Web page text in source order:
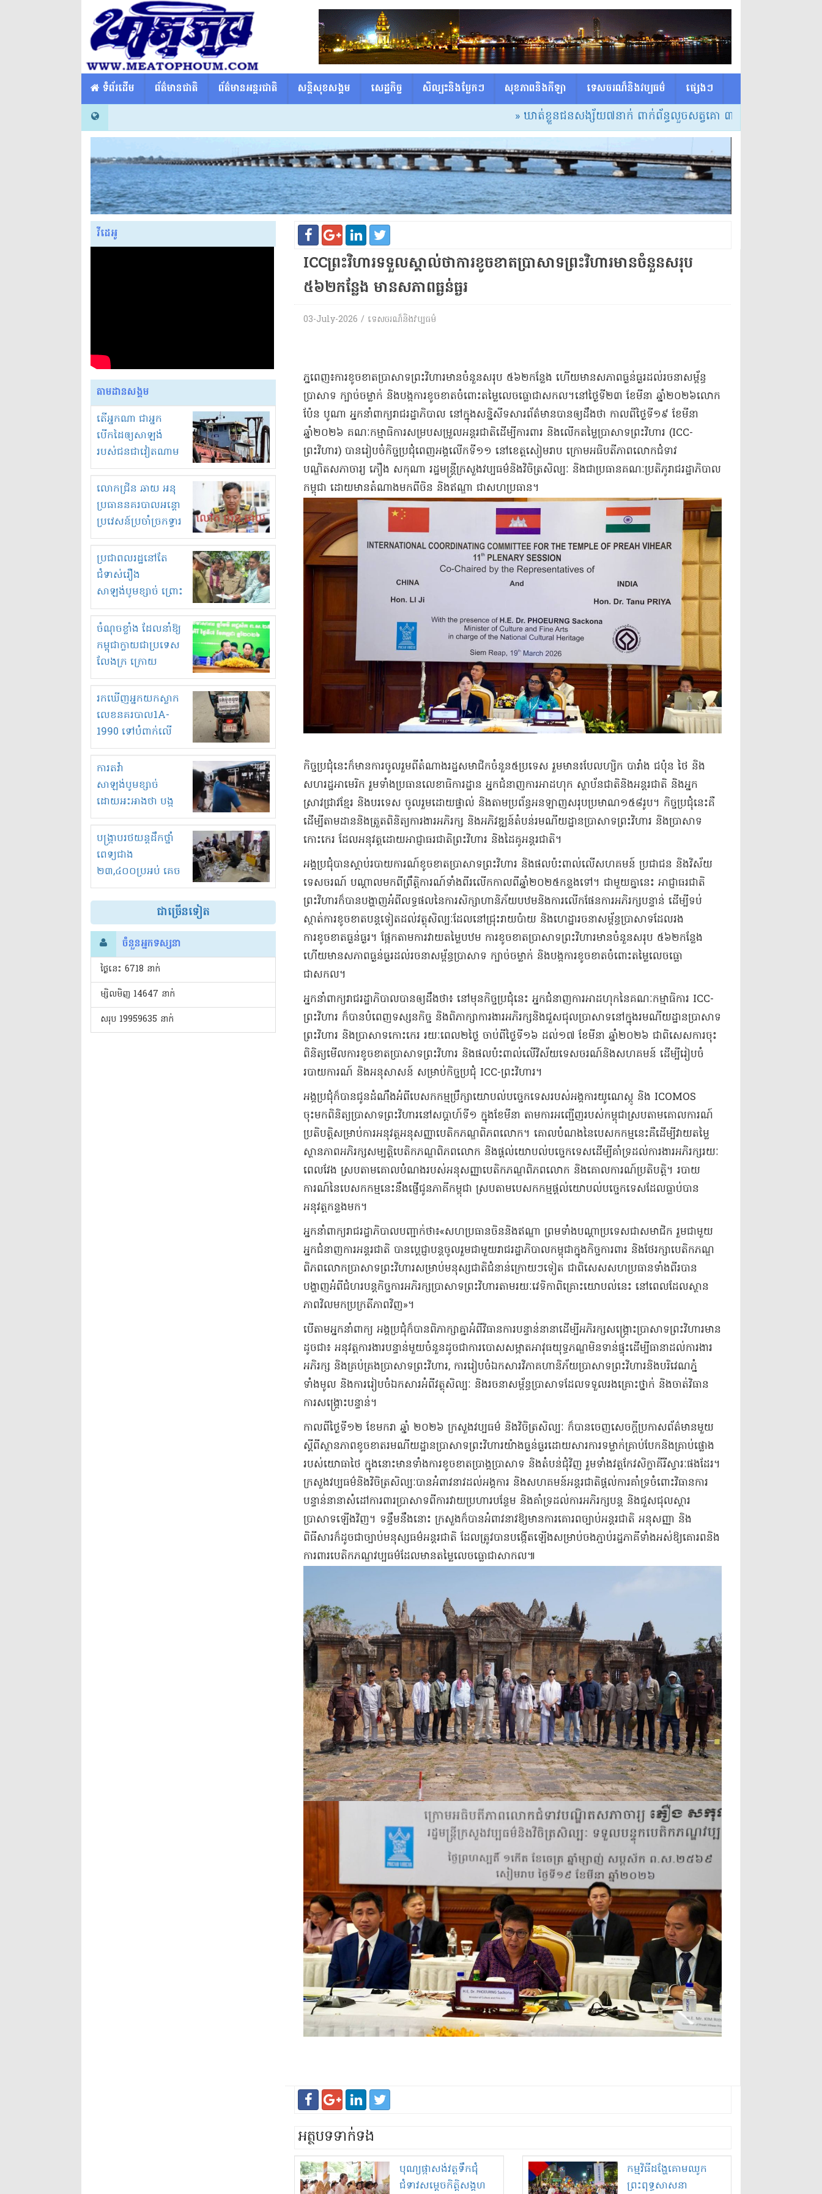
​​ ទំព័រដើម ព័ត៌មានជាតិ ព័ត៌មានអន្តរជាតិ សន្តិសុខសង្គម សេដ្ឋកិច្ច សិល្បះនិងប្លែកៗ សុខភាពនិងកីឡា ទេសចរណ៏និងវប្បធម៌ ផ្សេង​ៗ
» ឃាត់ខ្លួនជនសង្ស័យ៧នាក់ ពាក់ព័ន្ធលួចសត្វគោ ៣ករណី នៅស្រុកត្រពាំងប្រាសាទ
វីដេអូ
តាមដានសង្គម
តើអ្នកណា ជាអ្នក
បើកដៃឲ្យសាឡង់
របស់ជនជាវៀតណាម
ចូល មកខុស
ច្បាប់លួចបូមខ្សាច់នៅ
ក្នុងប្រទេសកម្ពុជា
លោកជ្រិន ឆាយ អនុ
ប្រធាននគរបាលអន្តោ
ប្រវេសន៍ប្រចាំច្រកទ្វារ
ព្រំដែនភ្នំឌិន និងឈ្មួញ
មួយចំនួនទៀត
កំពង់តែគុបគិតគ្នា
ធ្វើសកម្មភាពរកស៊ីនិង
ស្តុកទំនិញគេចពន្ធ?
ប្រជាពលរដ្ឋនៅតែ
ជំទាស់រឿង
សាឡង់បូមខ្សាច់ ព្រោះ
ខ្លាចបាក់ច្រាំងទៀត!
ចំណុចខ្លាំង ដែលនាំឱ្យ
កម្ពុជាក្លាយជាប្រទេស
លែងក្រ ក្រោយ
ឆ្នាំ២០៣០
រកឃើញអ្នកយកស្លាក
លេខនគរបាល1A-
1990 ទៅបំពាក់លើ
ម៉ូតូរបស់ខ្លួន ដាកផ្លាក
រត់ឌុបហើយ
ការតវ៉ា
សាឡង់បូមខ្សាច់
ដោយអះអាងថា បង្ក
បាក់ច្រាំងទន្លេ និង
រំខានទាំងយប់ទាំងថ្ងៃ
បង្ក្រាបរថយន្តដឹកថ្នាំ
ពេទ្យជាង
២៣,៤០០ប្រអប់ គេច
ពន្ធនិងអត់ច្បាប់នាំ
ចូល!?
ជាច្រើនទៀត
ចំនួនអ្នកទស្សនា
ថ្ងៃនេះ​ 6718 នាក់
ម្សិលមិញ 14647 នាក់
សរុប 19959635 នាក់
ICCព្រះវិហារទទួលស្គាល់ថាការខូចខាតប្រាសាទព្រះវិហារមានចំនួនសរុប
៥៦២កន្លែង មានសភាពធ្ងន់ធ្ងរ
03-July-2026 / ទេសចរណ៏និងវប្បធម៌
ភ្នពេញ៖ការខូចខាតប្រាសាទព្រះវិហារមានចំនួនសរុប ៥៦២កន្លែង ហើយមានសភាពធ្ងន់ធ្ងរដល់រចនាសម្ព័ន្ធ
ប្រាសាទ ក្បាច់ចម្លាក់ និងបង្កការខូចខាតចំពោះតម្លៃលេចធ្លោជាសកល។នៅថ្ងៃទី២៣ ខែមីនា ឆ្នាំ២០២៦លោក
ប៉ែន បូណា អ្នកនាំពាក្យរាជរដ្ឋាភិបាល នៅក្នុងសន្និសីទសារព័ត៌មានបានឲ្យដឹងថា កាលពីថ្ងៃទី១៩ ខែមីនា
ឆ្នាំ២០២៦ គណៈកម្មាធិការសម្របសម្រួលអន្តរជាតិដើម្បីការពារ និងលើកតម្លៃប្រាសាទព្រះវិហារ (ICC-
ព្រះវិហារ) បានរៀបចំកិច្ចប្រជុំពេញអង្គលើកទី១១ នៅខេត្តសៀមរាប ក្រោមអធិបតីភាពលោកជំទាវ
បណ្ឌិតសភាចារ្យ ភឿង សកុណា រដ្ឋមន្ត្រីក្រសួងវប្បធម៌និងវិចិត្រសិល្បៈ និងជាប្រធានគណៈប្រតិភូរាជរដ្ឋាភិបាល
កម្ពុជា ដោយមានតំណាងមកពីចិន និងឥណ្ឌា ជាសហប្រធាន។
កិច្ចប្រជុំនេះក៏មានការចូលរួមពីតំណាងរដ្ឋសមាជិកចំនួន៥ប្រទេស រួមមាន៖បែលហ្សិក បារាំង ជប៉ុន ថៃ និង
សហរដ្ឋអាមេរិក រួមទាំងប្រធានលេខាធិការដ្ឋាន អ្នកជំនាញការអាដហុក ស្ថាប័នជាតិនិងអន្តរជាតិ និងអ្នក
ស្រាវជ្រាវខ្មែរ និងបរទេស ចូលរួមដោយផ្ទាល់ និងតាមប្រព័ន្ធអនឡាញសរុបប្រមាណ១៥៨រូប។ កិច្ចប្រជុំនេះគឺ
ដើម្បីតាមដាននិងត្រួតពិនិត្យការងារអភិរក្ស និងអភិវឌ្ឍន៍តំបន់រមណីយដ្ឋានប្រាសាទព្រះវិហារ និងប្រាសាទ
កោះកេរ ដែលអនុវត្តដោយអាជ្ញាធរជាតិព្រះវិហារ និងដៃគូអន្តរជាតិ។
អង្គប្រជុំបានស្ដាប់របាយការណ៍ខូចខាតប្រាសាទព្រះវិហារ និងផលប៉ះពាល់លើសហគមន៍ ប្រជាជន និងវិស័យ
ទេសចរណ៍ បណ្តាលមកពីព្រឹត្តិការណ៍ទាំងពីរលើកកាលពីឆ្នាំ២០២៥កន្លងទៅ។ ជាមួយគ្នានេះ អាជ្ញាធរជាតិ
ព្រះវិហារក៏បានបង្ហាញអំពីលទ្ធផលនៃការសិក្សាហានិភ័យបឋមនិងការលើកផែនការអភិរក្សបន្ទាន់ ដើម្បីទប់
ស្កាត់ការខូចខាតបន្តទៀតដល់វត្ថុសិល្បៈដែលនៅជ្រុះរាយប៉ាយ និងហេដ្ឋារចនាសម្ព័ន្ធប្រាសាទដែលរង
ការខូចខាតធ្ងន់ធ្ងរ។ ផ្អែកតាមការវាយតម្លៃបឋម ការខូចខាតប្រាសាទព្រះវិហារមានចំនួនសរុប ៥៦២កន្លែង
ហើយមានសភាពធ្ងន់ធ្ងរដល់រចនាសម្ព័ន្ធប្រាសាទ ក្បាច់ចម្លាក់ និងបង្កការខូចខាតចំពោះតម្លៃលេចធ្លោ
ជាសកល។
អ្នកនាំពាក្យរាជរដ្ឋាភិបាលបានឲ្យដឹងថា៖ នៅមុនកិច្ចប្រជុំនេះ អ្នកជំនាញការអាដហុកនៃគណៈកម្មាធិការ ICC-
ព្រះវិហារ ក៏បានបំពេញទស្សនកិច្ច និងពិភាក្សាការងារអភិរក្សនិងជួសជុលប្រាសាទនៅក្នុងរមណីយដ្ឋានប្រាសាទ
ព្រះវិហារ និងប្រាសាទកោះកេរ រយៈពេល២ថ្ងៃ ចាប់ពីថ្ងៃទី១៦ ដល់១៧ ខែមីនា ឆ្នាំ២០២៦ ជាពិសេសការចុះ
ពិនិត្យមើលការខូចខាតប្រាសាទព្រះវិហារ និងផលប៉ះពាល់លើវិស័យទេសចរណ៍និងសហគមន៍ ដើម្បីរៀបចំ
របាយការណ៍ និងអនុសាសន៍ សម្រាប់កិច្ចប្រជុំ ICC-ព្រះវិហារ។
អង្គប្រជុំក៏បានជូនដំណឹងអំពីបេសកកម្មប្រឹក្សាយោបល់បច្ចេកទេសរបស់អង្គការយូណេស្កូ និង ICOMOS
ចុះមកពិនិត្យប្រាសាទព្រះវិហារនៅសប្តាហ៍ទី១ ក្នុងខែមីនា តាមការអញ្ជើញរបស់កម្ពុជាស្របតាមគោលការណ៍
ប្រតិបត្តិសម្រាប់ការអនុវត្តអនុសញ្ញាបេតិកភណ្ឌពិភពលោក។ គោលបំណងនៃបេសកកម្មនេះគឺដើម្បីវាយតម្លៃ
ស្ថានភាពអភិរក្សសម្បត្តិបេតិកភណ្ឌពិភពលោក និងផ្តល់យោបល់បច្ចេកទេសដើម្បីគាំទ្រដល់ការងារអភិរក្សរយៈ
ពេលវែង ស្របតាមគោលបំណងរបស់អនុសញ្ញាបេតិកភណ្ឌពិភពលោក និងគោលការណ៍ប្រតិបត្តិ។ របាយ
ការណ៍នៃបេសកកម្មនេះនឹងផ្ញើជូនភាគីកម្ពុជា ស្របតាមបេសកកម្មផ្តល់យោបល់បច្ចេកទេសដែលធ្លាប់បាន
អនុវត្តកន្លងមក។
អ្នកនាំពាក្យរាជរដ្ឋាភិបាលបញ្ជាក់ថា៖«សហប្រធានចិននិងឥណ្ឌា ព្រមទាំងបណ្តាប្រទេសជាសមាជិក រួមជាមួយ
អ្នកជំនាញការអន្តរជាតិ បានប្តេជ្ញាបន្តចូលរួមជាមួយរាជរដ្ឋាភិបាលកម្ពុជាក្នុងកិច្ចការពារ និងថែរក្សាបេតិកភណ្ឌ
ពិភពលោកប្រាសាទព្រះវិហារសម្រាប់មនុស្សជាតិជំនាន់ក្រោយៗទៀត ជាពិសេសសហប្រធានទាំងពីរបាន
បង្ហាញអំពីជំហរបន្តកិច្ចការអភិរក្សប្រាសាទព្រះវិហារតាមរយៈវេទិកាពិគ្រោះយោបល់នេះ នៅពេលដែលស្ថាន
ភាពវិលមកប្រក្រតីភាពវិញ»។
បើតាមអ្នកនាំពាក្យ អង្គប្រជុំក៏បានពិភាក្សាគ្នាអំពីវិធានការបន្ទាន់នានាដើម្បីអភិរក្សសង្គ្រោះប្រាសាទព្រះវិហារមាន
ដូចជា៖ អនុវត្តការងារបន្ទាន់មួយចំនួនដូចជាការបោសសម្អាតអាវុធយុទ្ធភណ្ឌមិនទាន់ផ្ទុះដើម្បីធានាដល់ការងារ
អភិរក្ស និងគ្រប់គ្រងប្រាសាទព្រះវិហារ, ការរៀបចំឯកសារវិភាគហានិភ័យប្រាសាទព្រះវិហារនិងបរិវេណភ្នំ
ទាំងមូល និងការរៀបចំឯកសារអំពីវត្ថុសិល្បៈ និងរចនាសម្ព័ន្ធប្រាសាទដែលទទួលរងគ្រោះថ្នាក់ និងចាត់វិធាន
ការសង្គ្រោះបន្ទាន់។
កាលពីថ្ងៃទី១២ ខែមករា ឆ្នាំ ២០២៦ ក្រសួងវប្បធម៌ និងវិចិត្រសិល្បៈ ក៏បានចេញសេចក្តីប្រកាសព័ត៌មានមួយ
ស្តីពីស្ថានភាពខូចខាតរមណីយដ្ឋានប្រាសាទព្រះវិហារយ៉ាងធ្ងន់ធ្ងរដោយសារការទម្លាក់គ្រាប់បែកនិងគ្រាប់ផ្លោង
របស់យោធាថៃ ក្នុងនោះមានទាំងការខូចខាតប្រាង្គប្រាសាទ និងតំបន់ជុំវិញ រួមទាំងវត្តកែវសិក្ខាគីរីស្វារៈផងដែរ។
ក្រសួងវប្បធម៌និងវិចិត្រសិល្បៈបានអំពាវនាវដល់អង្គការ និងសហគមន៍អន្តរជាតិផ្តល់ការគាំទ្រចំពោះវិធានការ
បន្ទាន់នានាសំដៅការពារប្រាសាទពីការវាយប្រហារបន្ថែម និងគាំទ្រដល់ការអភិរក្សបន្ត និងជួសជុលស្តារ
ប្រាសាទឡើងវិញ។ ទន្ទឹមនឹងនោះ ក្រសួងក៏បានអំពាវនាវឱ្យមានការគោរពច្បាប់អន្តរជាតិ អនុសញ្ញា និង
ពិធីសារក៏ដូចជាច្បាប់មនុស្សធម៌អន្តរជាតិ ដែលត្រូវបានបង្កើតឡើងសម្រាប់ចងភ្ជាប់រដ្ឋភាគីទាំងអស់ឱ្យគោរពនិង
ការពារបេតិកភណ្ឌវប្បធម៌ដែលមានតម្លៃលេចធ្លោជាសាកល៕
អត្ថបទទាក់ទង
បុណ្យផ្កា​សង់​វត្ត​ទឹក​ជុំ​
ជំទាវ​សម្តេច​កិត្តិ​សង្គហ​
កម្មវិធីដង្ហែគោមឈូក
ព្រះពុទ្ធសាសនា